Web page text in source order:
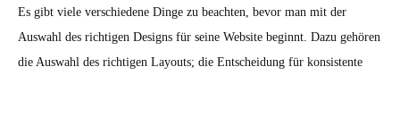
Es gibt viele verschiedene Dinge zu beachten, bevor man mit der
Auswahl des richtigen Designs für seine Website beginnt. Dazu gehören
die Auswahl des richtigen Layouts; die Entscheidung für konsistente